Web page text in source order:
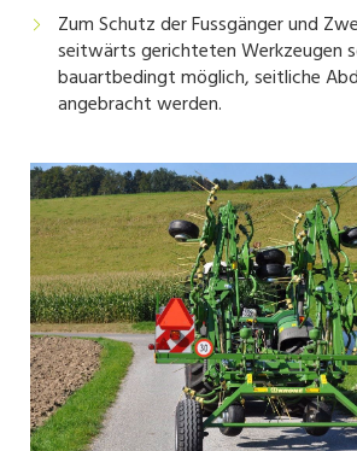
Zum Schutz der Fussgänger und
seitwärts gerichteten Werkzeugen
bauartbedingt möglich, seitliche
angebracht werden.